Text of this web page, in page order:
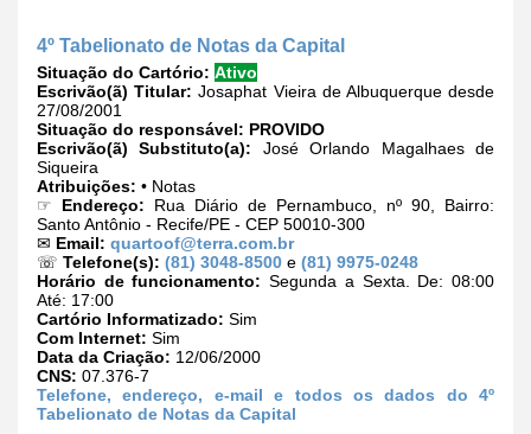
4º Tabelionato de Notas da Capital
Situação do Cartório: Ativo
Escrivão(ã) Titular: Josaphat Vieira de Albuquerque desde
27/08/2001
Situação do responsável: PROVIDO
Escrivão(ã) Substituto(a): José Orlando Magalhaes de
Siqueira
Atribuições: • Notas
☞ Endereço: Rua Diário de Pernambuco, nº 90, Bairro:
Santo Antônio - Recife/PE - CEP 50010-300
✉ Email: quartoof@terra.com.br
☏ Telefone(s): (81) 3048-8500 e (81) 9975-0248
Horário de funcionamento: Segunda a Sexta. De: 08:00
Até: 17:00
Cartório Informatizado: Sim
Com Internet: Sim
Data da Criação: 12/06/2000
CNS: 07.376-7
Telefone, endereço, e-mail e todos os dados do 4º
Tabelionato de Notas da Capital